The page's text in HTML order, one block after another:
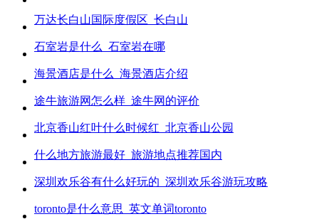
万达长白山国际度假区_长白山
石室岩是什么_石室岩在哪
海景酒店是什么_海景酒店介绍
途牛旅游网怎么样_途牛网的评价
北京香山红叶什么时候红_北京香山公园
什么地方旅游最好_旅游地点推荐国内
深圳欢乐谷有什么好玩的_深圳欢乐谷游玩攻略
toronto是什么意思_英文单词toronto